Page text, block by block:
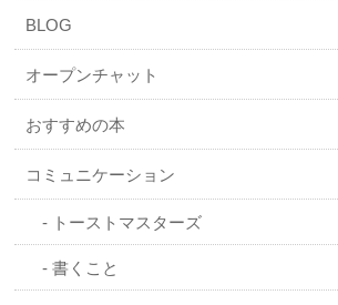
BLOG
オープンチャット
おすすめの本
コミュニケーション
トーストマスターズ
書くこと